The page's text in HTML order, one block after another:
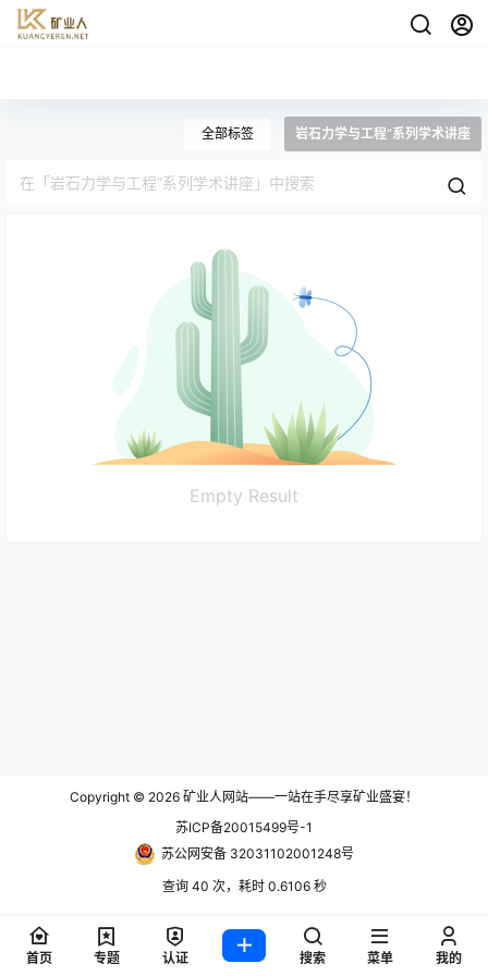
全部标签 岩石力学与工程”系列学术讲座
Empty Result
Copyright © 2026 矿业人网站——一站在手尽享矿业盛宴！
苏ICP备20015499号-1
苏公网安备 32031102001248号
查询 40 次，耗时 0.6106 秒
首页 专题 认证 搜索 菜单 我的